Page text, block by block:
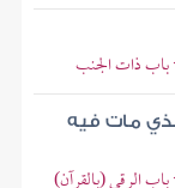
ذات الجنب
مات فيه
الرقى (بالقرآن)